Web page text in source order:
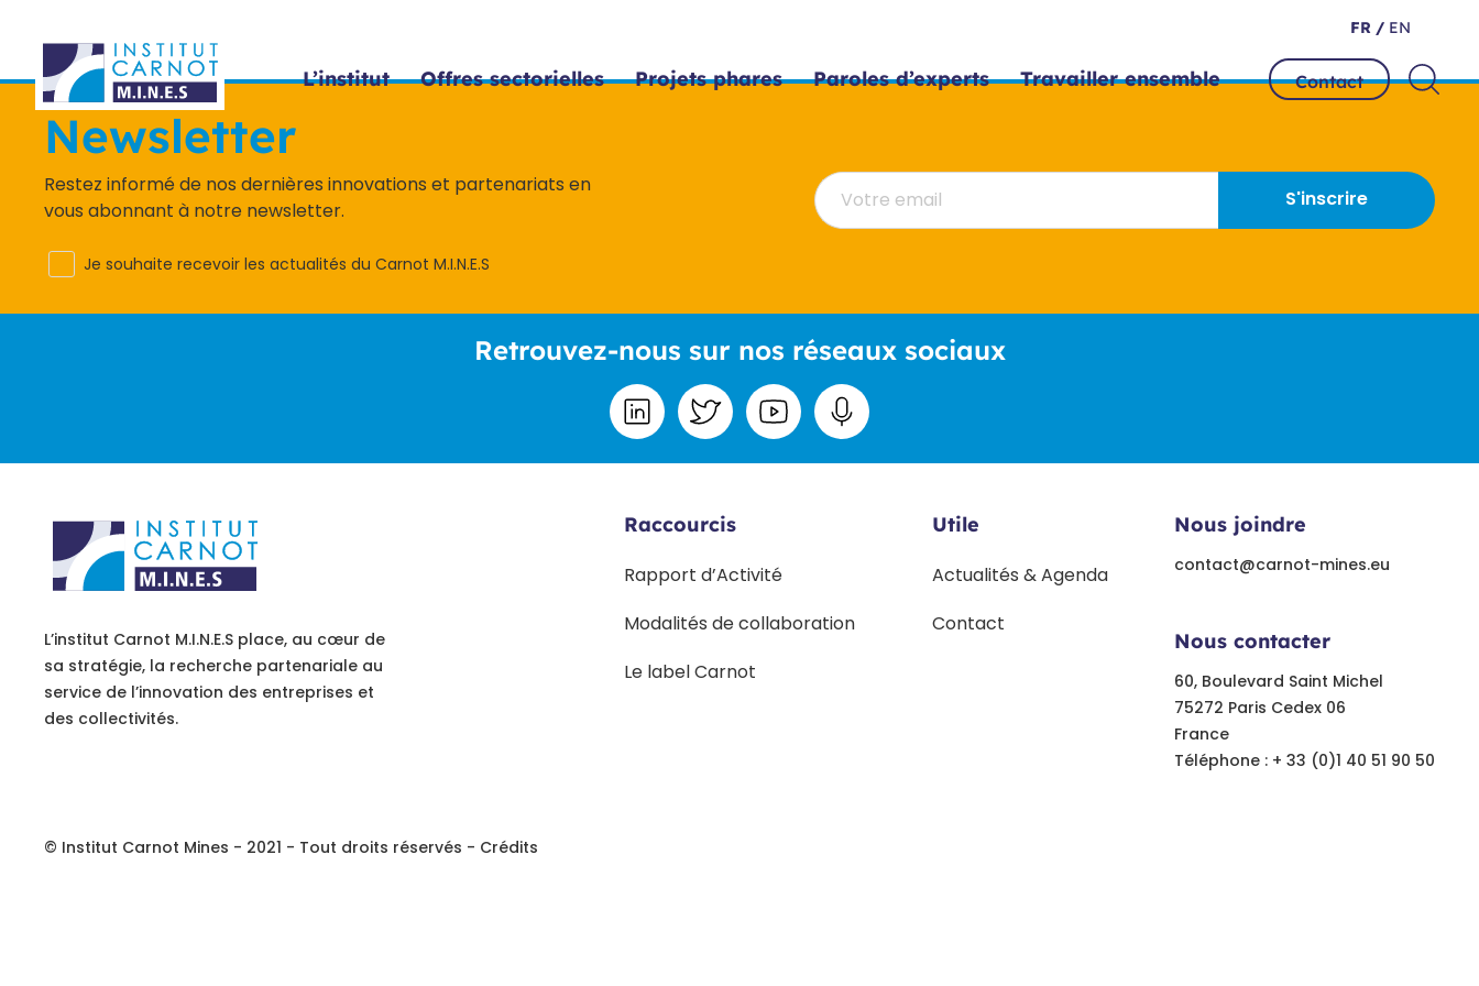
L’institut Offres sectorielles Projets phares Paroles d’experts Travailler ensemble Contact
FR / EN
Newsletter
Restez informé de nos dernières innovations et partenariats en
vous abonnant à notre newsletter.
S'inscrire
Je souhaite recevoir les actualités du Carnot M.I.N.E.S
Retrouvez-nous sur nos réseaux sociaux
L’institut Carnot M.I.N.E.S place, au cœur de
sa stratégie, la recherche partenariale au
service de l’innovation des entreprises et
des collectivités.
Raccourcis
Rapport d’Activité
Modalités de collaboration
Le label Carnot
Utile
Actualités & Agenda
Contact
Nous joindre
contact@carnot-mines.eu
Nous contacter
60, Boulevard Saint Michel
75272 Paris Cedex 06
France
Téléphone : + 33 (0)1 40 51 90 50
© Institut Carnot Mines - 2021 - Tout droits réservés - Crédits